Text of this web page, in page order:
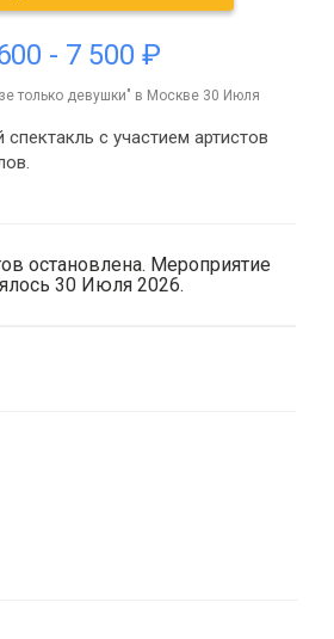
- 7 500 ₽
с участием артистов
остановлена. Мероприятие
30 Июля 2026.